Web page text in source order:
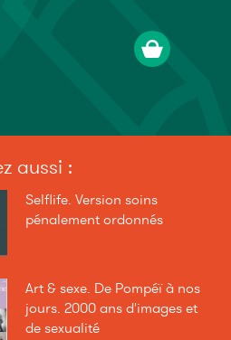
aussi :
Selflife. Version soins
pénalement ordonnés
Art & sexe. De Pompéï à nos
jours. 2000 ans d'images et
de sexualité